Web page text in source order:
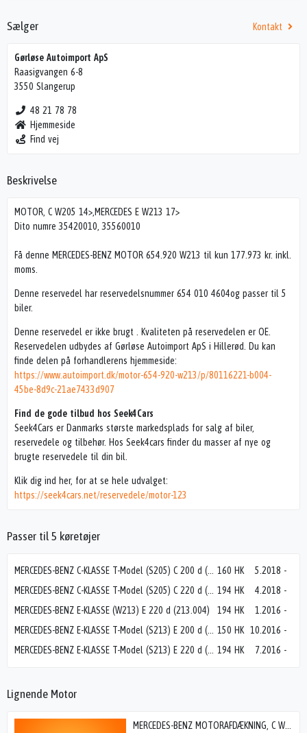
Sælger Kontakt
Gørløse Autoimport ApS
Raasigvangen 6-8
3550 Slangerup
48 21 78 78
Hjemmeside
Find vej
Lignende Motor
MERCEDES-BENZ MOTORAFDÆKNING, C W206 21>
Beskrivelse
MOTOR, C W205 14>,MERCEDES E W213 17>
Dito numre 35420010, 35560010
Få denne MERCEDES-BENZ MOTOR 654.920 W213 til kun 177.973 kr. inkl.
moms.
Denne reservedel har reservedelsnummer 654 010 4604og passer til 5
biler.
Denne reservedel er ikke brugt . Kvaliteten på reservedelen er OE.
Reservedelen udbydes af Gørløse Autoimport ApS i Hillerød. Du kan
finde delen på forhandlerens hjemmeside:
https://www.autoimport.dk/motor-654-920-w213/p/80116221-b004-
45be-8d9c-21ae7433d907
Find de gode tilbud hos Seek4Cars
Seek4Cars er Danmarks største markedsplads for salg af biler,
reservedele og tilbehør. Hos Seek4cars finder du masser af nye og
brugte reservedele til din bil.
Klik dig ind her, for at se hele udvalget:
https://seek4cars.net/reservedele/motor-123
Passer til 5 køretøjer
MERCEDES-BENZ C-KLASSE T-Model (S205) C 200 d (205.201) 160 HK 5.2018 -
MERCEDES-BENZ C-KLASSE T-Model (S205) C 220 d (205.214) 194 HK 4.2018 -
MERCEDES-BENZ E-KLASSE (W213) E 220 d (213.004)
194 HK 1.2016 -
MERCEDES-BENZ E-KLASSE T-Model (S213) E 200 d (213.213) 150 HK 10.2016 -
MERCEDES-BENZ E-KLASSE T-Model (S213) E 220 d (213.204) 194 HK 7.2016 -